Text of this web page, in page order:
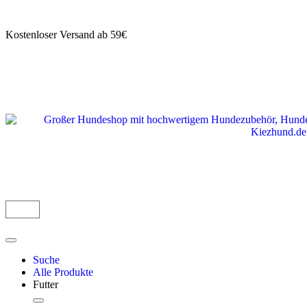
Kostenloser Versand ab 59€
Suche
Alle Produkte
Futter